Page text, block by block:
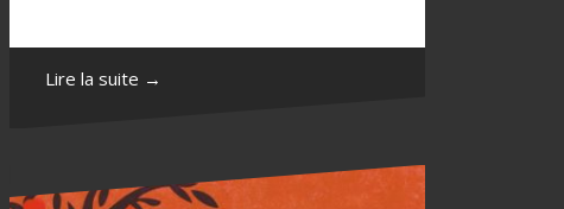
Lire la suite →